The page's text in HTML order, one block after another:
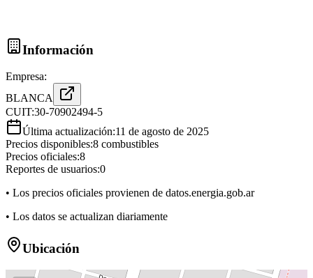
Información
Empresa:
BLANCA
CUIT:30-70902494-5
Última actualización:11 de agosto de 2025
Precios disponibles:8 combustibles
Precios oficiales:8
Reportes de usuarios:0
• Los precios oficiales provienen de datos.energia.gob.ar
• Los datos se actualizan diariamente
Ubicación